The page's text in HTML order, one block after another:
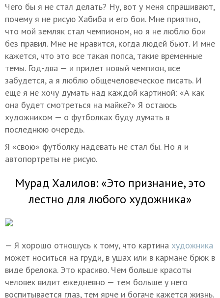
Чего бы я не стал делать? Ну, вот у меня спрашивают,
почему я не рисую Хабиба и его бои. Мне приятно,
что мой земляк стал чемпионом, но я не люблю бои
без правил. Мне не нравится, когда людей бьют. И мне
кажется, что это все такая попса, такие временные
темы. Год-два — и придет новый чемпион, все
забудется, а я люблю общечеловеческое писать. И
еще я не хочу думать над каждой картиной: «А как
она будет смотреться на майке?» Я остаюсь
художником — о футболках буду думать в
последнюю очередь.
Я «свою» футболку надевать не стал бы. Но я и
автопортреты не рисую.
Мурад Халилов: «Это признание, это
лестно для любого художника»
— Я хорошо отношусь к тому, что картина художника
может носиться на груди, в ушах или в кармане брюк в
виде брелока. Это красиво. Чем больше красоты
человек видит ежедневно — тем больше у него
воспитывается глаз, тем ярче и богаче кажется жизнь.